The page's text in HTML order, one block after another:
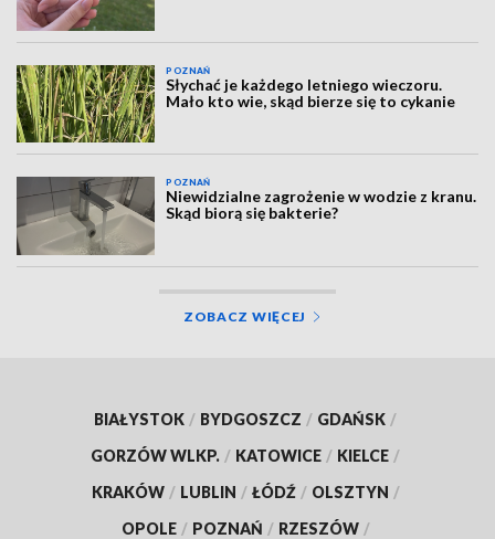
POZNAŃ
Słychać je każdego letniego wieczoru.
Mało kto wie, skąd bierze się to cykanie
POZNAŃ
Niewidzialne zagrożenie w wodzie z kranu.
Skąd biorą się bakterie?
ZOBACZ WIĘCEJ
BIAŁYSTOK / BYDGOSZCZ / GDAŃSK /
GORZÓW WLKP. / KATOWICE / KIELCE /
KRAKÓW / LUBLIN / ŁÓDŹ / OLSZTYN /
OPOLE / POZNAŃ / RZESZÓW /